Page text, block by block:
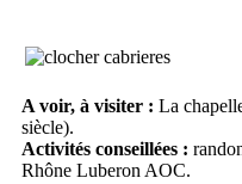
A voir, à visiter : La
siècle).
Activités conseillées :
Rhône Luberon AOC.